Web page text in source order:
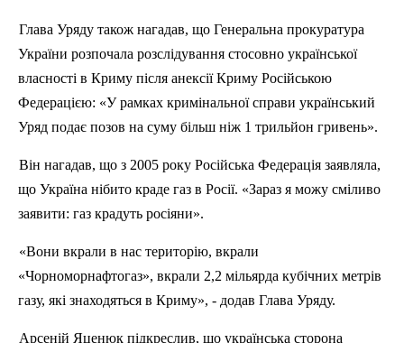
Глава Уряду також нагадав, що Генеральна прокуратура
України розпочала розслідування стосовно української
власності в Криму після анексії Криму Російською
Федерацією: «У рамках кримінальної справи український
Уряд подає позов на суму більш ніж 1 трильйон гривень».
Він нагадав, що з 2005 року Російська Федерація заявляла,
що Україна нібито краде газ в Росії. «Зараз я можу сміливо
заявити: газ крадуть росіяни».
«Вони вкрали в нас територію, вкрали
«Чорноморнафтогаз», вкрали 2,2 мільярда кубічних метрів
газу, які знаходяться в Криму», - додав Глава Уряду.
Арсеній Яценюк підкреслив, що українська сторона